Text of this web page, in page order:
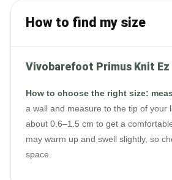
How to find my size
Vivobarefoot Primus Knit Ez
How to choose the right size:
a wall and measure to the tip of your
about 0.6–1.5 cm to get a
may warm up and swell slightly, so
space.